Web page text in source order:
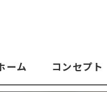
ーム コンセプト